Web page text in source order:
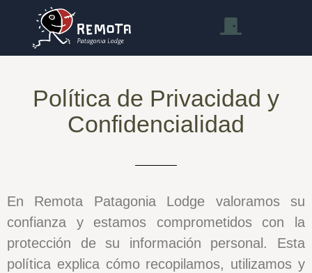
Política de Privacidad y
Confidencialidad
En Remota Patagonia Lodge valoramos su
confianza y estamos comprometidos con la
protección de su información personal. Esta
política explica cómo recopilamos, utilizamos y